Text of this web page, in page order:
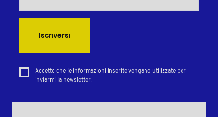
Iscriversi
Accetto che le informazioni inserite vengano utilizzate per
inviarmi la newsletter.